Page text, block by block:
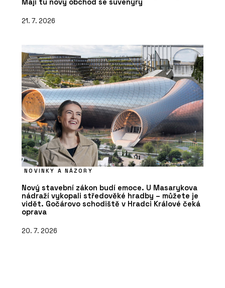
21. 7. 2026
NOVINKY A NÁZORY
Nový stavební zákon budí emoce. U Masarykova
nádraží vykopali středověké hradby – můžete je
vidět. Gočárovo schodiště v Hradci Králové čeká
oprava
20. 7. 2026